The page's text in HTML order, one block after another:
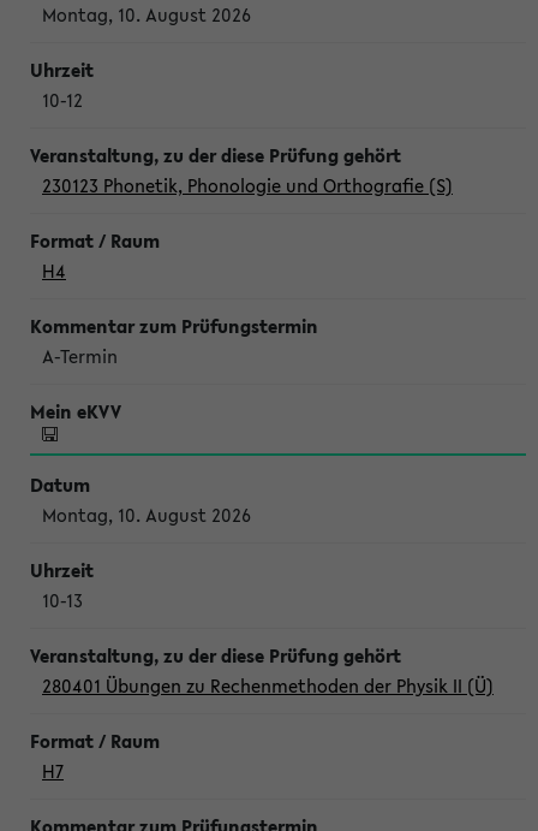
Montag, 10. August 2026
10-12
230123 Phonetik, Phonologie und Orthografie (S)
H4
A-Termin
Montag, 10. August 2026
10-13
280401 Übungen zu Rechenmethoden der Physik II (Ü)
H7